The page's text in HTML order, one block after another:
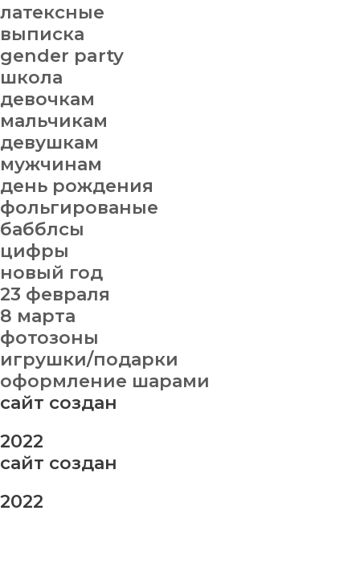
латексные
выписка
gender party
школа
девочкам
мальчикам
девушкам
мужчинам
день рождения
фольгированые
бабблсы
цифры
новый год
23 февраля
8 марта
фотозоны
игрушки/подарки
оформление шарами
сайт создан
2022
сайт создан
2022